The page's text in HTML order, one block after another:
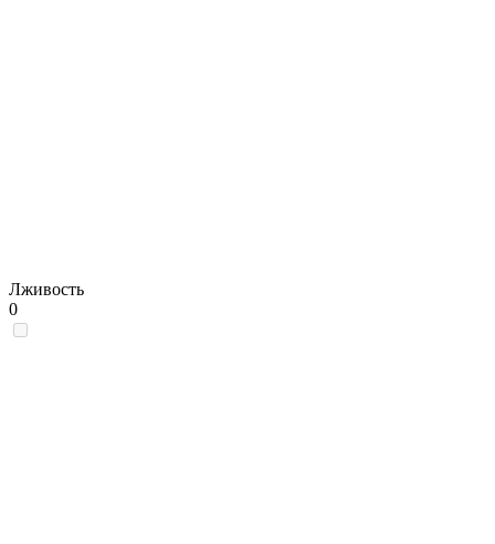
Лживость
0